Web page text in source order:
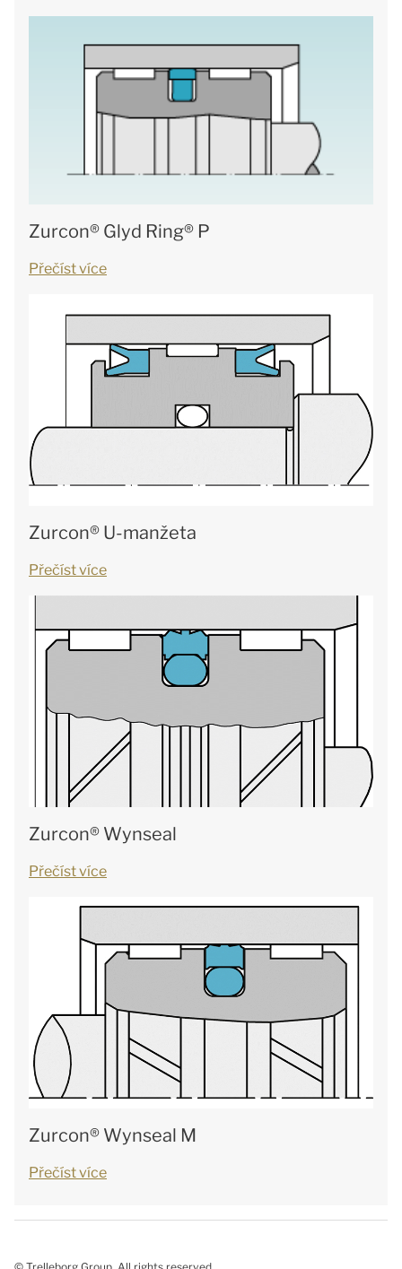
Zurcon® Glyd Ring® P
Přečíst více
Zurcon® U-manžeta
Přečíst více
Zurcon® Wynseal
Přečíst více
Zurcon® Wynseal M
Přečíst více